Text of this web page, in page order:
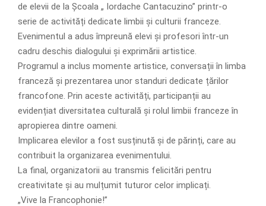
de elevii de la Școala „ Iordache Cantacuzino” printr-o
serie de activități dedicate limbii și culturii franceze.
Evenimentul a adus împreună elevi și profesori într-un
cadru deschis dialogului și exprimării artistice.
Programul a inclus momente artistice, conversații în limba
franceză și prezentarea unor standuri dedicate țărilor
francofone. Prin aceste activități, participanții au
evidențiat diversitatea culturală și rolul limbii franceze în
apropierea dintre oameni.
Implicarea elevilor a fost susținută și de părinți, care au
contribuit la organizarea evenimentului.
La final, organizatorii au transmis felicitări pentru
creativitate și au mulțumit tuturor celor implicați.
„Vive la Francophonie!”